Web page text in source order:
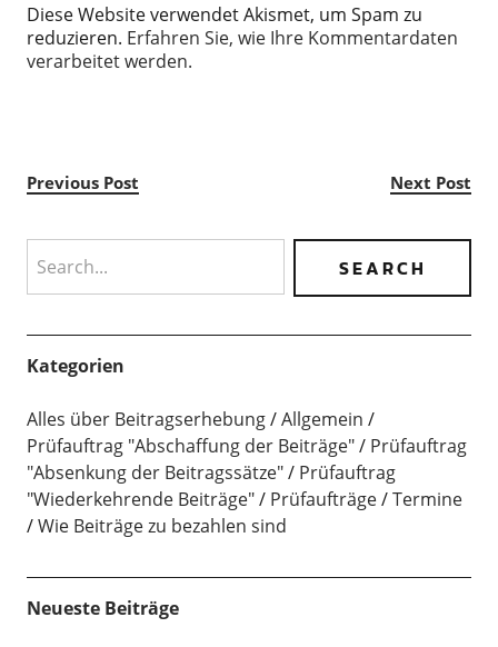
Diese Website verwendet Akismet, um Spam zu
reduzieren. Erfahren Sie, wie Ihre Kommentardaten
verarbeitet werden.
Previous Post Next Post
Kategorien
Alles über Beitragserhebung
Allgemein
Prüfauftrag "Abschaffung der Beiträge"
Prüfauftrag
"Absenkung der Beitragssätze"
Prüfauftrag
"Wiederkehrende Beiträge"
Prüfaufträge
Termine
Wie Beiträge zu bezahlen sind
Neueste Beiträge